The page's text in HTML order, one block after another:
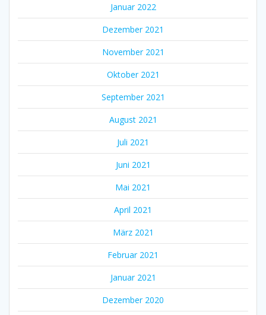
Januar 2022
Dezember 2021
November 2021
Oktober 2021
September 2021
August 2021
Juli 2021
Juni 2021
Mai 2021
April 2021
März 2021
Februar 2021
Januar 2021
Dezember 2020